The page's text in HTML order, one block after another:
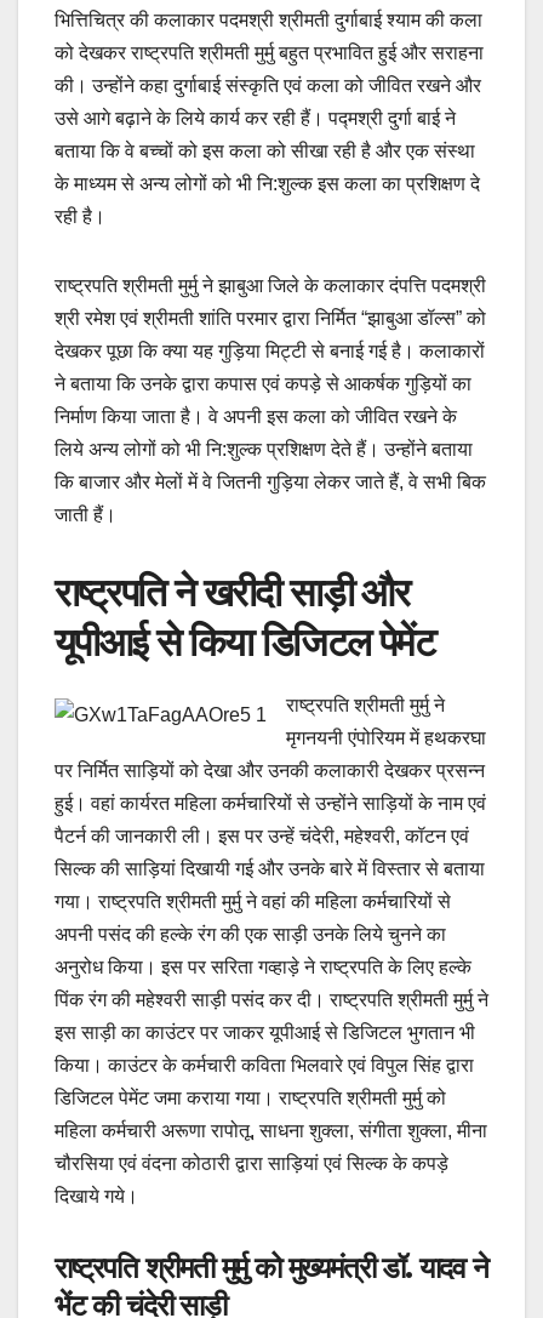
भित्तिचित्र की कलाकार पदमश्री श्रीमती दुर्गाबाई श्याम की कला
को देखकर राष्ट्रपति श्रीमती मुर्मु बहुत प्रभावित हुई और सराहना
की। उन्होंने कहा दुर्गाबाई संस्कृति एवं कला को जीवित रखने और
उसे आगे बढ़ाने के लिये कार्य कर रही हैं। पद्मश्री दुर्गा बाई ने
बताया कि वे बच्चों को इस कला को सीखा रही है और एक संस्था
के माध्यम से अन्य लोगों को भी नि:शुल्क इस कला का प्रशिक्षण दे
रही है।
राष्ट्रपति श्रीमती मुर्मु ने झाबुआ जिले के कलाकार दंपत्ति पदमश्री
श्री रमेश एवं श्रीमती शांति परमार द्वारा निर्मित “झाबुआ डॉल्स” को
देखकर पूछा कि क्या यह गुड़िया मिट्टी से बनाई गई है। कलाकारों
ने बताया कि उनके द्वारा कपास एवं कपड़े से आकर्षक गुड़ियों का
निर्माण किया जाता है। वे अपनी इस कला को जीवित रखने के
लिये अन्य लोगों को भी नि:शुल्क प्रशिक्षण देते हैं। उन्होंने बताया
कि बाजार और मेलों में वे जितनी गुड़िया लेकर जाते हैं, वे सभी बिक
जाती हैं।
राष्ट्रपति ने खरीदी साड़ी और
यूपीआई से किया डिजिटल पेमेंट
राष्ट्रपति श्रीमती मुर्मु ने
मृगनयनी एंपोरियम में हथकरघा
पर निर्मित साड़ियों को देखा और उनकी कलाकारी देखकर प्रसन्न
हुई। वहां कार्यरत महिला कर्मचारियों से उन्होंने साड़ियों के नाम एवं
पैटर्न की जानकारी ली। इस पर उन्हें चंदेरी, महेश्वरी, कॉटन एवं
सिल्क की साड़ियां दिखायी गई और उनके बारे में विस्तार से बताया
गया। राष्ट्रपति श्रीमती मुर्मु ने वहां की महिला कर्मचारियों से
अपनी पसंद की हल्के रंग की एक साड़ी उनके लिये चुनने का
अनुरोध किया। इस पर सरिता गव्हाड़े ने राष्ट्रपति के लिए हल्के
पिंक रंग की महेश्वरी साड़ी पसंद कर दी। राष्ट्रपति श्रीमती मुर्मु ने
इस साड़ी का काउंटर पर जाकर यूपीआई से डिजिटल भुगतान भी
किया। काउंटर के कर्मचारी कविता भिलवारे एवं विपुल सिंह द्वारा
डिजिटल पेमेंट जमा कराया गया। राष्ट्रपति श्रीमती मुर्मु को
महिला कर्मचारी अरूणा रापोतू, साधना शुक्ला, संगीता शुक्ला, मीना
चौरसिया एवं वंदना कोठारी द्वारा साड़ियां एवं सिल्क के कपड़े
दिखाये गये।
राष्ट्रपति श्रीमती मुर्मु को मुख्यमंत्री डॉ. यादव ने
भेंट की चंदेरी साड़ी